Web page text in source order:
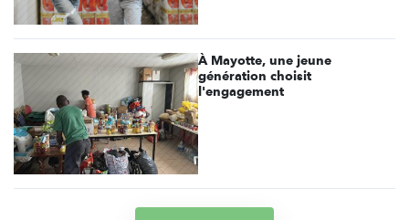
À Mayotte, une jeune
génération choisit
l'engagement